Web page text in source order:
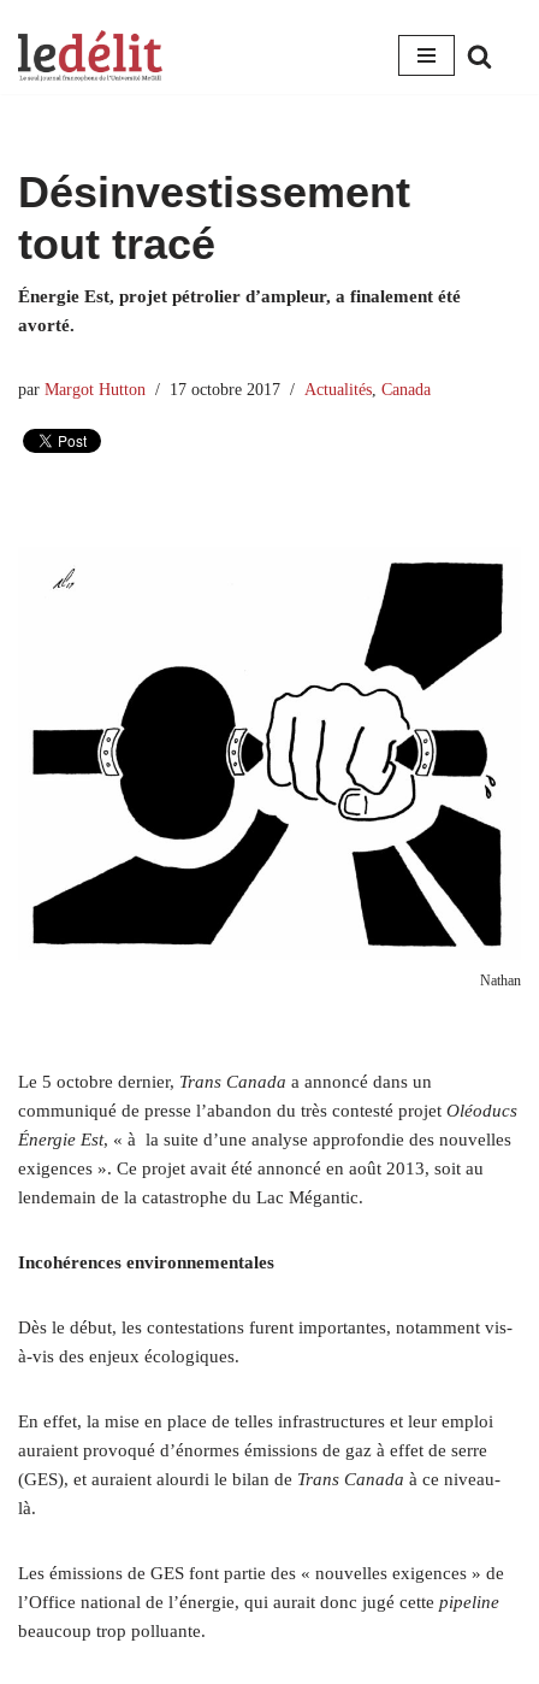
Aller
Désinvestissement
tout tracé
Énergie Est, projet pétrolier d’ampleur, a finalement été
avorté.
par Margot Hutton 17 octobre 2017 Actualités Canada
Nathan
Le 5 octobre dernier, Trans Canada a annoncé dans un
communiqué de presse l’abandon du très contesté projet Oléoducs
Énergie Est, « à la suite d’une analyse approfondie des nouvelles
exigences ». Ce projet avait été annoncé en août 2013, soit au
lendemain de la catastrophe du Lac Mégantic.
Incohérences environnementales
Dès le début, les contestations furent importantes, notamment vis-
à-vis des enjeux écologiques.
En effet, la mise en place de telles infrastructures et leur emploi
auraient provoqué d’énormes émissions de gaz à effet de serre
(GES), et auraient alourdi le bilan de Trans Canada à ce niveau-
là.
Les émissions de GES font partie des « nouvelles exigences » de
l’Office national de l’énergie, qui aurait donc jugé cette pipeline
beaucoup trop polluante.